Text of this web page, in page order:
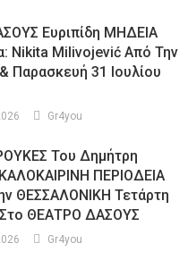
Ευριπίδη ΜΗΔΕΙΑ
Nikita Milivojević Από Την
Παρασκευή 31 Ιουλίου
Gr4you
Του Δημήτρη
ΠΕΡΙΟΔΕΙΑ
ΘΕΣΣΑΛΟΝΙΚΗ Τετάρτη
Στο ΘΕΑΤΡΟ ΔΑΣΟΥΣ
Gr4you